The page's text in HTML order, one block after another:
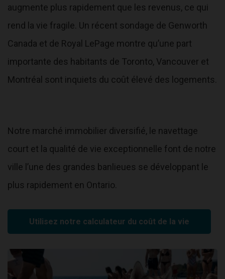
augmente plus rapidement que les revenus, ce qui
rend la vie fragile. Un récent sondage de Genworth
Canada et de Royal LePage montre qu’une part
importante des habitants de Toronto, Vancouver et
Montréal sont inquiets du coût élevé des logements.
Notre marché immobilier diversifié, le navettage
court et la qualité de vie exceptionnelle font de notre
ville l’une des grandes banlieues se développant le
plus rapidement en Ontario.
Utilisez notre calculateur du coût de la vie